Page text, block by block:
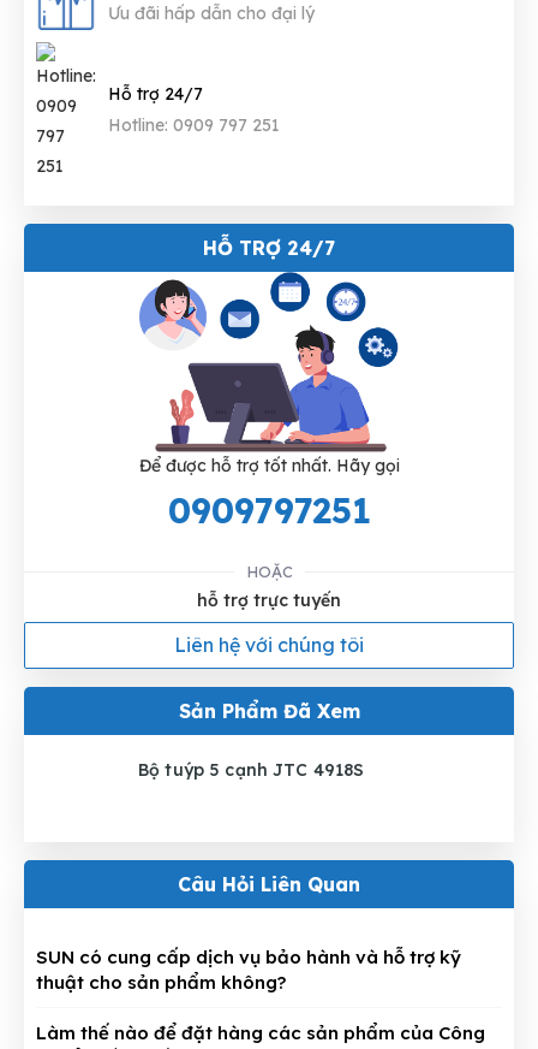
Ưu đãi hấp dẫn cho đại lý
Hỗ trợ 24/7
Hotline: 0909 797 251
HỖ TRỢ 24/7
Để được hỗ trợ tốt nhất. Hãy gọi
0909797251
HOẶC
hỗ trợ trực tuyến
Liên hệ với chúng tôi
Sản Phẩm Đã Xem
Bộ tuýp 5 cạnh JTC 4918S
Câu Hỏi Liên Quan
SUN có cung cấp dịch vụ bảo hành và hỗ trợ kỹ
thuật cho sản phẩm không?
Làm thế nào để đặt hàng các sản phẩm của Công